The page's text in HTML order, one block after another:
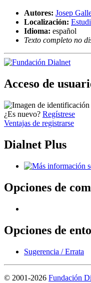
Autores: Josep
Localización:
Idioma: español
Texto completo no
Acceso de
¿Es nuevo? Regístrese
Ventajas de registrarse
Dialnet Plus
Opciones de
Opciones de
Sugerencia / Errata
© 2001-2026 Fundación